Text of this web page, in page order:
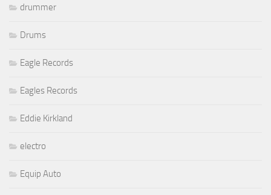
drummer
Drums
Eagle Records
Eagles Records
Eddie Kirkland
electro
Equip Auto